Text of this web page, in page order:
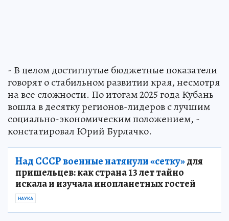
- В целом достигнутые бюджетные показатели
говорят о стабильном развитии края, несмотря
на все сложности. По итогам 2025 года Кубань
вошла в десятку регионов-лидеров с лучшим
социально-экономическим положением, -
констатировал Юрий Бурлачко.
Над СССР военные натянули «сетку»для
пришельцев: как страна 13 лет тайно
искала и изучала инопланетных гостей
НАУКА